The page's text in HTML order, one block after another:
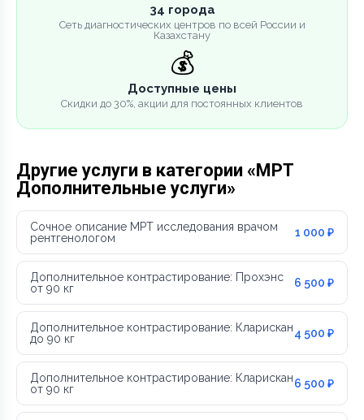
34 города
Сеть диагностических центров по всей России и
Казахстану
💰
Доступные цены
Скидки до 30%, акции для постоянных клиентов
Другие услуги в категории «МРТ
Дополнительные услуги»
Сочное описание МРТ исследования врачом
рентгенологом
1 000 ₽
Дополнительное контрастирование: Прохэнс
от 90 кг
6 500 ₽
Дополнительное контрастирование: Кларискан
до 90 кг
4 500 ₽
Дополнительное контрастирование: Кларискан
от 90 кг
6 500 ₽